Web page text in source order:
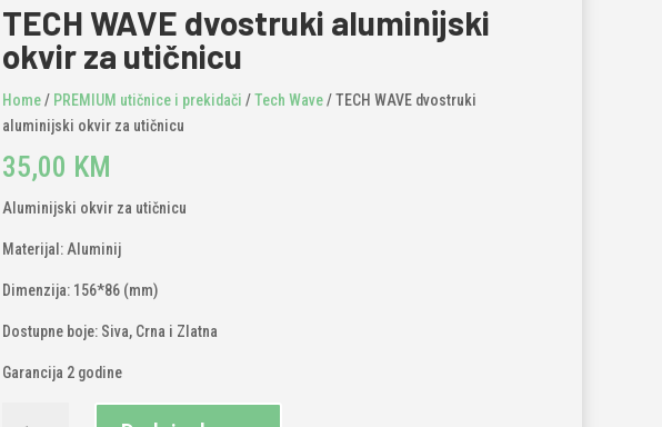
TECH WAVE dvostruki aluminijski
okvir za utičnicu
Home/ PREMIUM utičnice i prekidači /Tech Wave/ TECH WAVE dvostruki
aluminijski okvir za utičnicu
35,00 KM
Aluminijski okvir za utičnicu
Materijal: Aluminij
Dimenzija: 156*86 (mm)
Dostupne boje: Siva, Crna i Zlatna
Garancija 2 godine